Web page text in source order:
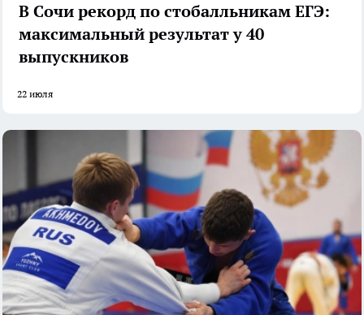
В Сочи рекорд по стобалльникам ЕГЭ:
максимальный результат у 40
выпускников
22 июля